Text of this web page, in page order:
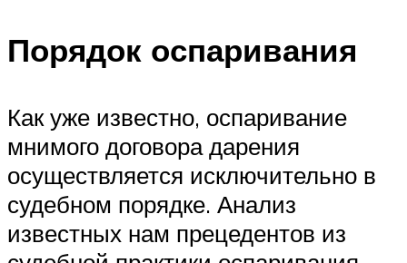
Порядок оспаривания
Как уже известно, оспаривание
мнимого договора дарения
осуществляется исключительно в
судебном порядке. Анализ
известных нам прецедентов из